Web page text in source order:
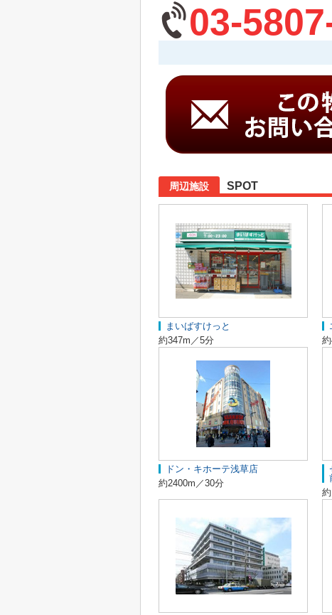
03-
周辺施設 SPOT
まいばすけっと
約347m／5分
ドン・キホーテ浅草店
約2400m／30分